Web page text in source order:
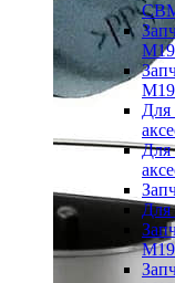
Для
Для
Для